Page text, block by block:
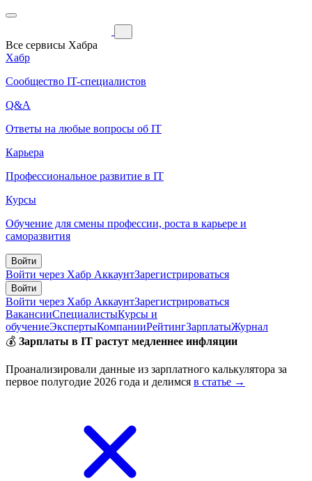
Все сервисы Хабра
Хабр
Сообщество IT-специалистов
Q&A
Ответы на любые вопросы об IT
Карьера
Профессиональное развитие в IT
Курсы
Обучение для смены профессии, роста в карьере и
саморазвития
Войти
Войти через Хабр АккаунтЗарегистрироваться
Войти
Войти через Хабр АккаунтЗарегистрироваться
ВакансииСпециалистыКурсы и
обучениеЭкспертыКомпанииРейтингЗарплатыЖурнал
💰 Зарплаты в IT растут медленнее инфляции
Проанализировали данные из зарплатного калькулятора за
первое полугодие 2026 года и делимся в статье →